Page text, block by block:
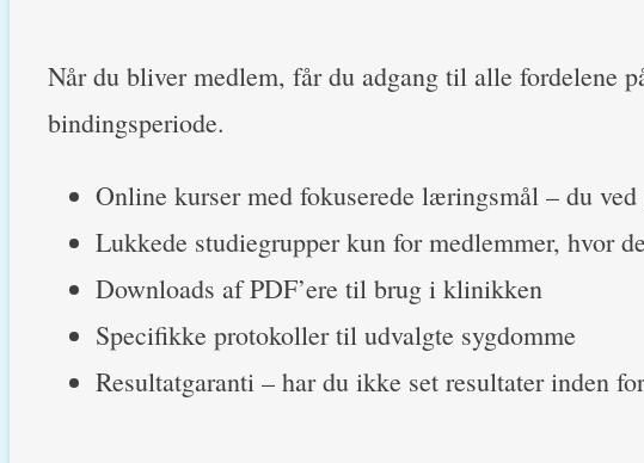
Når du bliver medlem, får du adgang til alle fordelene
bindingsperiode.
Online kurser med fokuserede læringsmål – du
Lukkede studiegrupper kun for medlemmer, hvor
Downloads af PDF’ere til brug i klinikken
Specifikke protokoller til udvalgte sygdomme
Resultatgaranti – har du ikke set resultater inden